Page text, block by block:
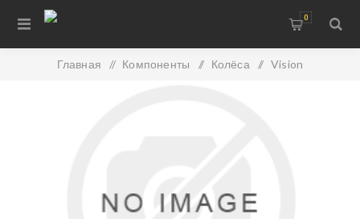
0
Главная / Компоненты / Колёса / Vision